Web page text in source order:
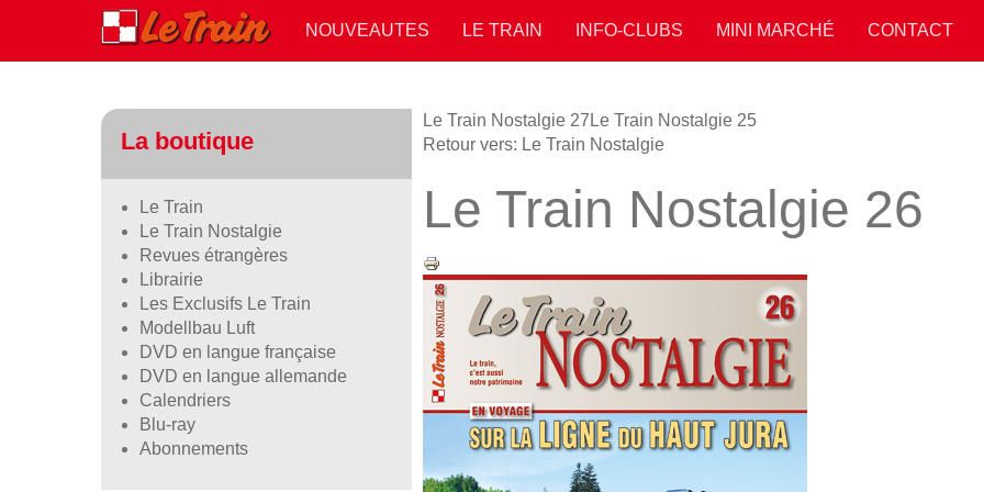
NOUVEAUTES LE TRAIN INFO-CLUBS MINI MARCHÉ CONTACT
Le Train Nostalgie 27 Le Train Nostalgie 25
Retour vers: Le Train Nostalgie
Le Train Nostalgie 26
La boutique
Le Train
Le Train Nostalgie
Revues étrangères
Librairie
Les Exclusifs Le Train
Modellbau Luft
DVD en langue française
DVD en langue allemande
Calendriers
Blu-ray
Abonnements